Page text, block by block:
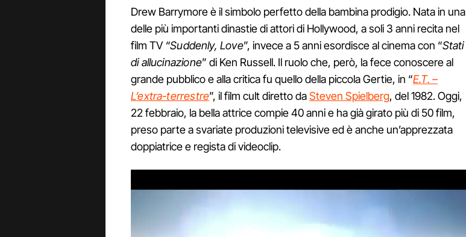
Drew Barrymore è il simbolo perfetto della bambina prodigio. Nata in una
delle più importanti dinastie di attori di Hollywood, a soli 3 anni recita nel
film TV “Suddenly, Love”, invece a 5 anni esordisce al cinema con “Stati
di allucinazione” di Ken Russell. Il ruolo che, però, la fece conoscere al
grande pubblico e alla critica fu quello della piccola Gertie, in “E.T. –
L’extra-terrestre”, il film cult diretto daSteven Spielberg, del 1982. Oggi,
22 febbraio, la bella attrice compie 40 anni e ha già girato più di 50 film,
preso parte a svariate produzioni televisive ed è anche un’apprezzata
doppiatrice e regista di videoclip.